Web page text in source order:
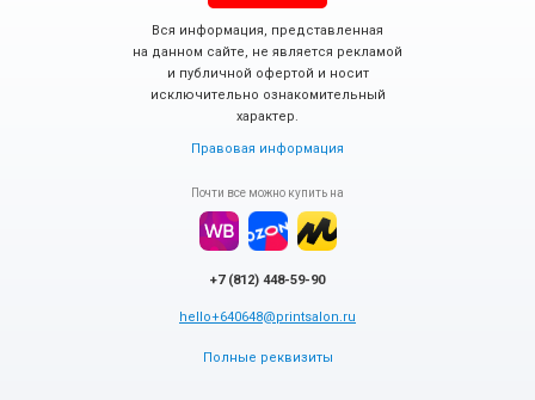
Вся информация, представленная
на данном сайте, не является рекламой
и публичной офертой и носит
исключительно ознакомительный
характер.
Правовая информация
Почти все можно купить на
+7 (812) 448-59-90
hello+640648@printsalon.ru
Полные реквизиты